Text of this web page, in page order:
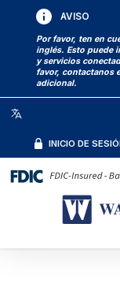
AVISO
Por favor, ten en
inglés. Esto puede
y servicios
favor, contactanos
adicional.
INICIO DE